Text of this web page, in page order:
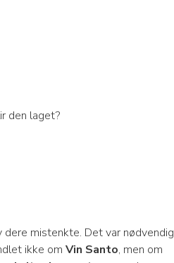
den laget?
mistenkte. Det var nødvendig
ikke om Vin Santo, men om